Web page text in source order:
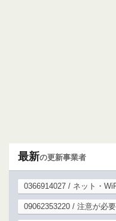
最新の更新事業者
0366914027 / ネット・
09062353220 / 注意が必